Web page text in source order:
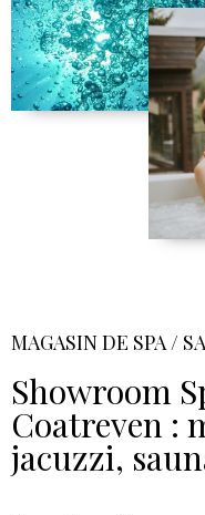
MAGASIN DE SPA /
Showroom
Coatreven :
jacuzzi,